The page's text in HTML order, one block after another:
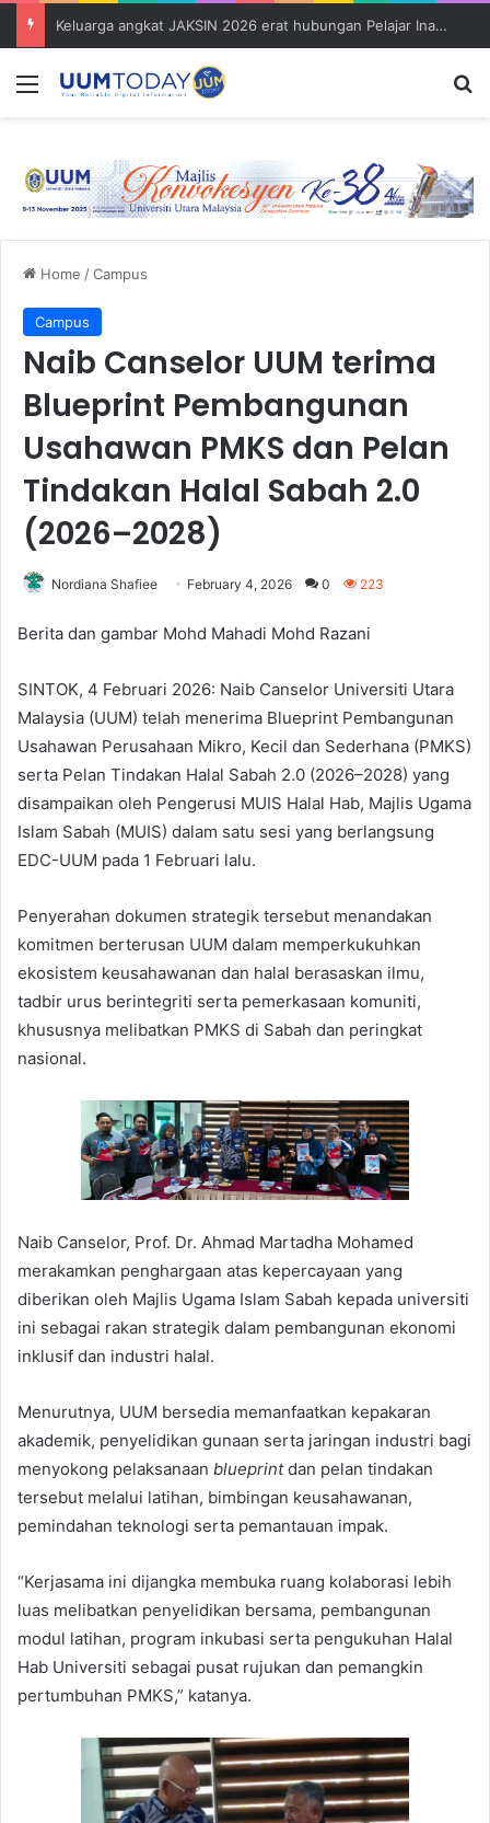
Keluarga angkat JAKSIN 2026 erat hubungan Pelajar Inasis TNB UUM bersama komuniti Pulau Tuba
Menu
Home /Campus
Campus
Naib Canselor UUM terima
Blueprint Pembangunan
Usahawan PMKS dan Pelan
Tindakan Halal Sabah 2.0
(2026–2028)
Nordiana Shafiee February 4, 2026 0 223
Berita dan gambar Mohd Mahadi Mohd Razani
SINTOK, 4 Februari 2026: Naib Canselor Universiti Utara
Malaysia (UUM) telah menerima Blueprint Pembangunan
Usahawan Perusahaan Mikro, Kecil dan Sederhana (PMKS)
serta Pelan Tindakan Halal Sabah 2.0 (2026–2028) yang
disampaikan oleh Pengerusi MUIS Halal Hab, Majlis Ugama
Islam Sabah (MUIS) dalam satu sesi yang berlangsung
EDC-UUM pada 1 Februari lalu.
Penyerahan dokumen strategik tersebut menandakan
komitmen berterusan UUM dalam memperkukuhkan
ekosistem keusahawanan dan halal berasaskan ilmu,
tadbir urus berintegriti serta pemerkasaan komuniti,
khususnya melibatkan PMKS di Sabah dan peringkat
nasional.
Naib Canselor, Prof. Dr. Ahmad Martadha Mohamed
merakamkan penghargaan atas kepercayaan yang
diberikan oleh Majlis Ugama Islam Sabah kepada universiti
ini sebagai rakan strategik dalam pembangunan ekonomi
inklusif dan industri halal.
Menurutnya, UUM bersedia memanfaatkan kepakaran
akademik, penyelidikan gunaan serta jaringan industri bagi
menyokong pelaksanaan blueprintdan pelan tindakan
tersebut melalui latihan, bimbingan keusahawanan,
pemindahan teknologi serta pemantauan impak.
“Kerjasama ini dijangka membuka ruang kolaborasi lebih
luas melibatkan penyelidikan bersama, pembangunan
modul latihan, program inkubasi serta pengukuhan Halal
Hab Universiti sebagai pusat rujukan dan pemangkin
pertumbuhan PMKS,” katanya.